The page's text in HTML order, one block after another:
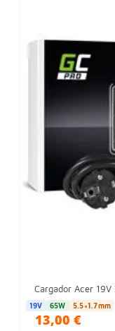
Cargador Acer 19V
19V 65W 5.5×1.7mm
13,00 €